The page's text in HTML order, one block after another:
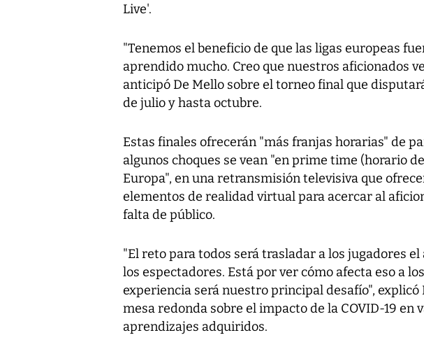
Live'.
"Tenemos el beneficio de que las ligas europeas
aprendido mucho. Creo que nuestros aficionados
anticipó De Mello sobre el torneo final que
de julio y hasta octubre.
Estas finales ofrecerán "más franjas horarias" de
algunos choques se vean "en prime time (horario
Europa", en una retransmisión televisiva que
elementos de realidad virtual para acercar al
falta de público.
"El reto para todos será trasladar a los jugadores
los espectadores. Está por ver cómo afecta eso a
experiencia será nuestro principal desafío", explicó
mesa redonda sobre el impacto de la COVID-19 en
aprendizajes adquiridos.